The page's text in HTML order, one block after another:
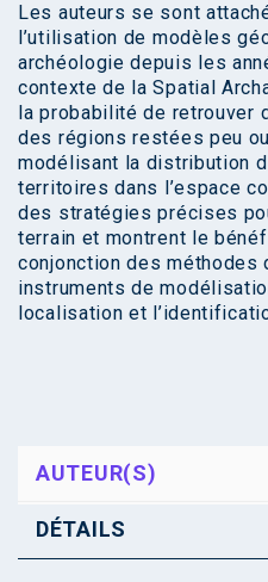
Les auteurs se sont
l’utilisation de modèles
archéologie depuis les
contexte de la Spatial
la probabilité de retrouver
des régions restées peu
modélisant la distribution
territoires dans l’espace
des stratégies précises
terrain et montrent le
conjonction des méthodes
instruments de
localisation et
AUTEUR(S)
DÉTAILS